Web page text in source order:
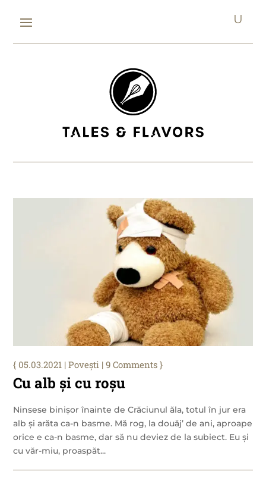
Cu alb și cu roșu
05.03.2021 |Povești | 9 Comments
Ninsese binișor înainte de Crăciunul ăla, totul în jur era
alb și arăta ca-n basme. Mă rog, la douăj’ de ani, aproape
orice e ca-n basme, dar să nu deviez de la subiect. Eu și
cu văr-miu, proaspăt...